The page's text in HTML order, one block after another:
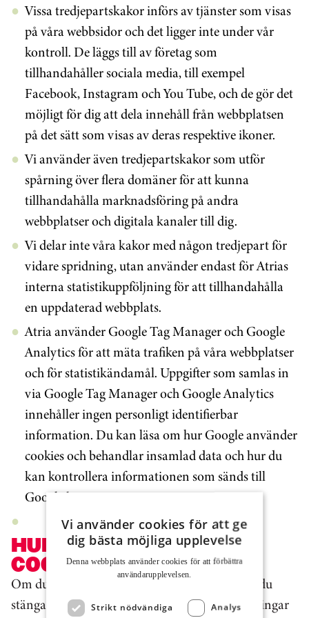
Vissa tredjepartskakor införs av tjänster som visas
på våra webbsidor och det ligger inte under vår
kontroll. De läggs till av företag som
tillhandahåller sociala media, till exempel
Facebook, Instagram och You Tube, och de gör det
möjligt för dig att dela innehåll från webbplatsen
på det sätt som visas av deras respektive ikoner.
Vi använder även tredjepartskakor som utför
spårning över flera domäner för att kunna
tillhandahålla marknadsföring på andra
webbplatser och digitala kanaler till dig.
Vi delar inte våra kakor med någon tredjepart för
vidare spridning, utan använder endast för Atrias
interna statistikuppföljning för att tillhandahålla
en uppdaterad webbplats.
Atria använder Google Tag Manager och Google
Analytics för att mäta trafiken på våra webbplatser
och för statistikändamål. Uppgifter som samlas in
via Google Tag Manager och Google Analytics
innehåller ingen personligt identifierbar
information. Du kan läsa om hur Google använder
cookies och behandlar insamlad data och hur du
kan kontrollera informationen som sänds till
Googlehär.
HUR KAN DU UNDVIKA
COOKIES?
Om du inte vill lagra cookies på din dator kan du
stänga av funktionen i din webbläsares inställningar
Vi använder cookies för att ge
dig bästa möjliga upplevelse
Denna webbplats använder cookies för att för­bättra
användar­upplevelsen.
Strikt nödvändiga Analys